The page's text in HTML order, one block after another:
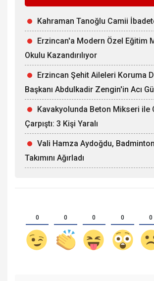
Kahraman Tanoğlu Camii
Erzincan'a Modern Özel Eğitim
Okulu Kazandırılıyor
Erzincan Şehit Aileleri Koruma
Başkanı Abdulkadir Zengin'in Acı
Kavakyolunda Beton Mikseri ile
Çarpıştı: 3 Kişi Yaralı
Vali Hamza Aydoğdu,
Takımını Ağırladı
0 0 0 0 0